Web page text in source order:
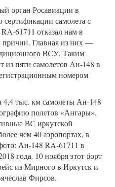
орган Росавиации в
сертификации самолета с
61711 отказал нам в
Главная из них —
ВСУ. Таким
из пяти самолетов Ан-148 в
номером
4,4 тыс. км самолеты Ан-148
полетов «Ангары».
ВС иркутской
чем 40 аэропортах, в
Ан-148 RA-61711 в
года. 10 ноября этот борт
из Мирного в Иркутск и
Фирсов.